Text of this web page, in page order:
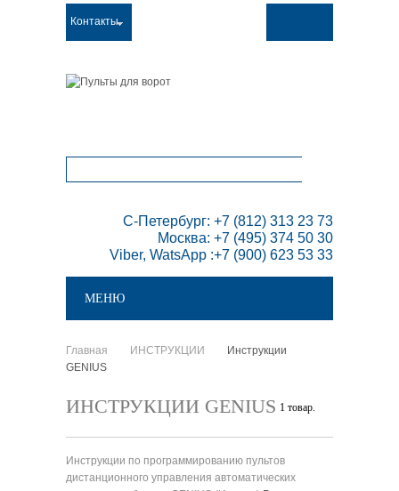
Москва: +7 (495) 374 50 30
Viber, WatsApp :+7 (900) 623 53 33
Контакты
МЕНЮ
Главная
ИНСТРУКЦИИ
Инструкции
GENIUS
ИНСТРУКЦИИ GENIUS 1 товар.
Инструкции по программированию пультов
дистанционного управления автоматических